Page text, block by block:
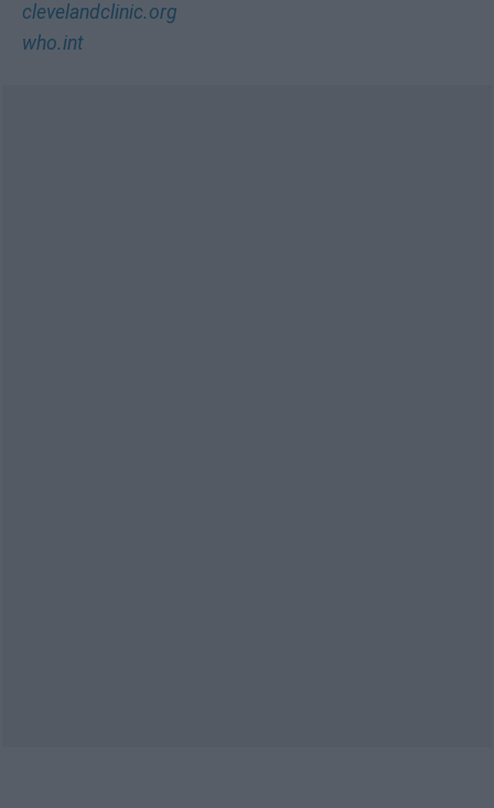
clevelandclinic.org
who.int